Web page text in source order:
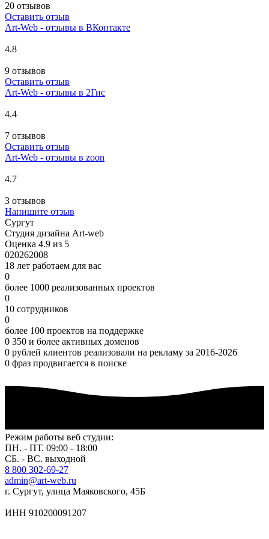
20 отзывов
Оставить отзыв
Art-Web - отзывы в ВКонтакте
4.8
9 отзывов
Оставить отзыв
Art-Web - отзывы в 2Гис
4.4
7 отзывов
Оставить отзыв
Art-Web - отзывы в zoon
4.7
3 отзывов
Напишите отзыв
Сургут
Студия дизайна Art-web
Оценка 4.9 из 5
020262008
18 лет работаем для вас
0
более 1000 реализованных проектов
0
10 сотрудников
0
более 100 проектов на поддержке
0 350 и более активных доменов
0 рублей клиентов реализовали на рекламу за 2016-2026
0 фраз продвигается в поиске
Режим работы веб студии:
ПН. - ПТ. 09:00 - 18:00
СБ. - ВС. выходной
8 800 302-69-27
admin@art-web.ru
г. Сургут, улица Маяковского, 45Б
ИНН 910200091207